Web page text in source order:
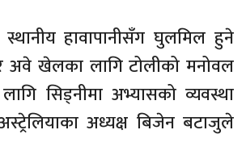
हावापानीसँग घुलमिल हुने
अवे खेलका लागि टोलीको मनोवल
सिड्नीमा अभ्यासको व्यवस्था
अध्यक्ष बिजेन बटाजुले